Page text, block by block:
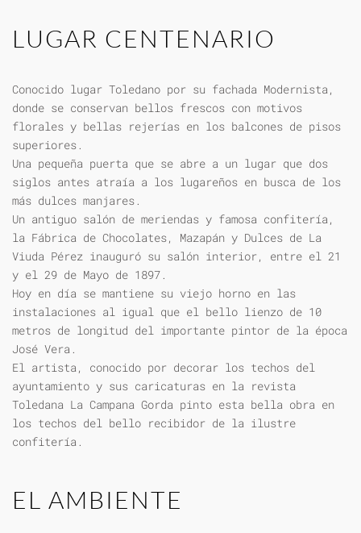
LUGAR CENTENARIO
Conocido lugar Toledano por su fachada Modernista,
donde se conservan bellos frescos con motivos
florales y bellas rejerías en los balcones de pisos
superiores.
Una pequeña puerta que se abre a un lugar que dos
siglos antes atraía a los lugareños en busca de los
más dulces manjares.
Un antiguo salón de meriendas y famosa confitería,
la Fábrica de Chocolates, Mazapán y Dulces de La
Viuda Pérez inauguró su salón interior, entre el 21
y el 29 de Mayo de 1897.
Hoy en día se mantiene su viejo horno en las
instalaciones al igual que el bello lienzo de 10
metros de longitud del importante pintor de la época
José Vera.
El artista, conocido por decorar los techos del
ayuntamiento y sus caricaturas en la revista
Toledana La Campana Gorda pinto esta bella obra en
los techos del bello recibidor de la ilustre
confitería.
EL AMBIENTE